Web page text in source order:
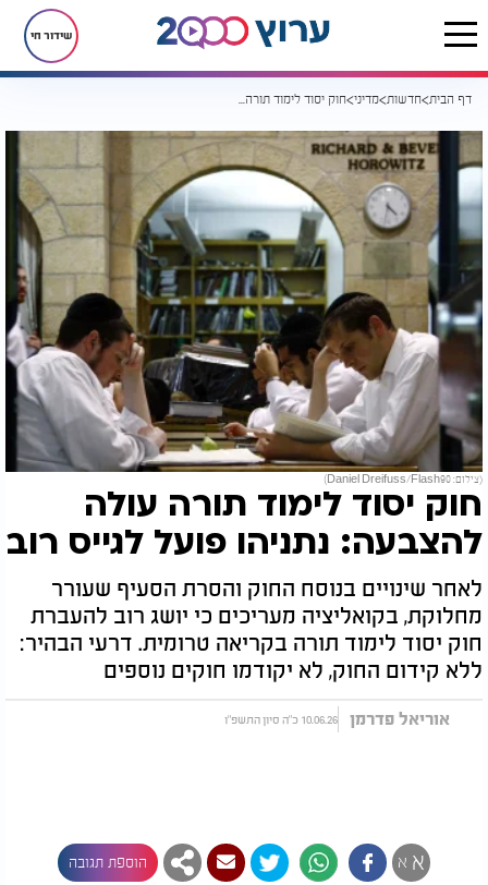
שידור חי
דף הבית חדשות מדיני חוק יסוד לימוד תורה עולה להצבעה: נתניהו פועל לגייס רוב
(צילום: Daniel Dreifuss/Flash90)
חוק יסוד לימוד תורה עולה
להצבעה: נתניהו פועל לגייס רוב
לאחר שינויים בנוסח החוק והסרת הסעיף שעורר
מחלוקת, בקואליציה מעריכים כי יושג רוב להעברת
חוק יסוד לימוד תורה בקריאה טרומית. דרעי הבהיר:
ללא קידום החוק, לא יקודמו חוקים נוספים
אוריאל פדרמן 10.06.26 כ"ה סיון התשפ"ו
א א הוספת תגובה